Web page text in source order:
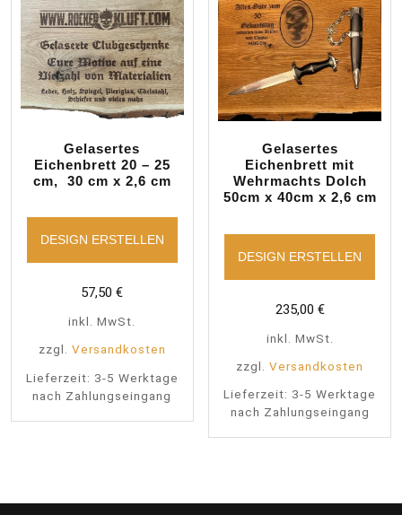
Gelasertes
Eichenbrett 20 – 25
cm, 30 cm x 2,6 cm
DESIGN ERSTELLEN
57,50€
inkl. MwSt.
zzgl. Versandkosten
Lieferzeit: 3-5 Werktage
nach Zahlungseingang
Gelasertes
Eichenbrett mit
Wehrmachts Dolch
50cm x 40cm x 2,6 cm
DESIGN ERSTELLEN
235,00 €
inkl. MwSt.
zzgl.Versandkosten
Lieferzeit: 3-5 Werktage
nach Zahlungseingang